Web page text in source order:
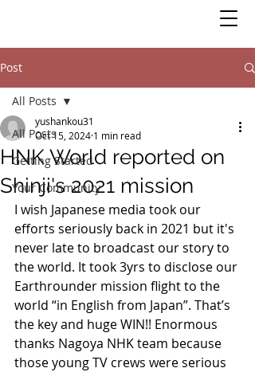
Post
All Posts
Getting Started
Your Community
All Posts
HNK World reported on
Shinji's 2021 mission
yushankou31
Oct 15, 2024 1 min read
I wish Japanese media took our
efforts seriously back in 2021 but it's
never late to broadcast our story to
the world. It took 3yrs to disclose our
Earthrounder mission flight to the
world “in English from Japan”. That’s
the key and huge WIN!! Enormous
thanks Nagoya NHK team because
those young TV crews were serious